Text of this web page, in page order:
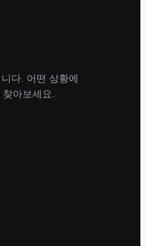
다. 어떤 상황에
아보세요.